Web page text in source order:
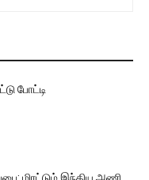
போட்டி